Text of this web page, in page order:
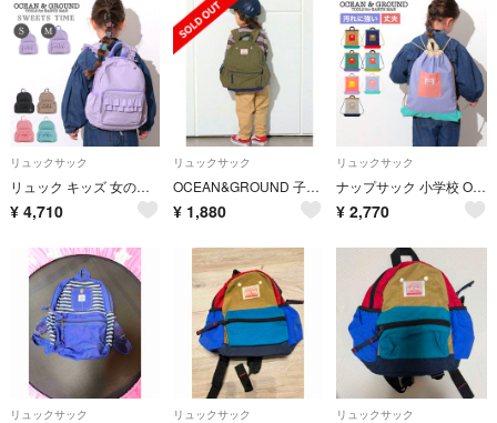
リュックサック
リュック キッズ 女の子 OCEAN＆GROUND オーシャンアンドグラウンド SWEETS TIME スイーツ タイム 4645101 フリル リュックサック かわいい おしゃれ 通園 通学 7L 9.5L 軽量 小さ M
¥ 4,710
リュックサック
OCEAN&GROUND 子供リュックMサイズ★値下げ中★
¥ 1,880
リュックサック
ナップサック 小学校 OCEAN＆GROUND オーシャンアンドグラウンド MULTI 4645905 女の子 男の子 小学生 低学年 子ども 体操服入れ 体操着袋 着替え袋 巾着 おしゃれ かわいい ナイロン 丈夫 軽
¥ 2,770
リュックサック リュックサック リュックサック